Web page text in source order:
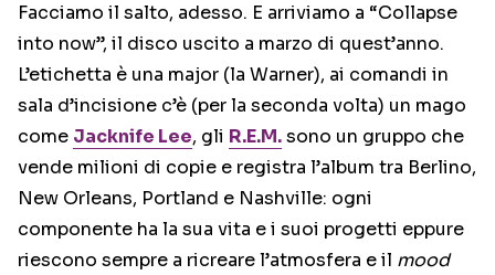
Facciamo il salto, adesso. E arriviamo a “Collapse
into now”, il disco uscito a marzo di quest’anno.
L’etichetta è una major (la Warner), ai comandi in
sala d’incisione c’è (per la seconda volta) un mago
come Jacknife Lee, gli R.E.M.sono un gruppo che
vende milioni di copie e registra l’album tra Berlino,
New Orleans, Portland e Nashville: ogni
componente ha la sua vita e i suoi progetti eppure
riescono sempre a ricreare l’atmosfera e il mood